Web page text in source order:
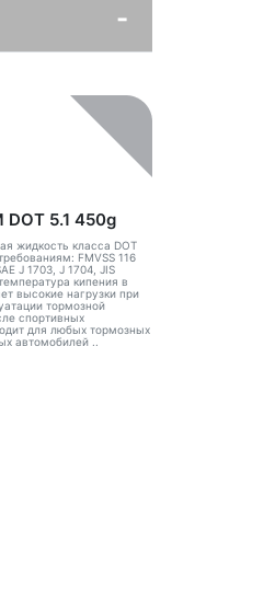
DOT 5.1 450g
жидкость класса DOT
FMVSS 116
J 1703, J 1704, JIS
кипения в
высокие нагрузки при
тормозной
спортивных
для любых тормозных
автомобилей ..